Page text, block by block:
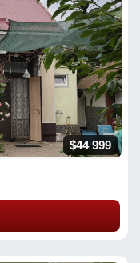
$44 999